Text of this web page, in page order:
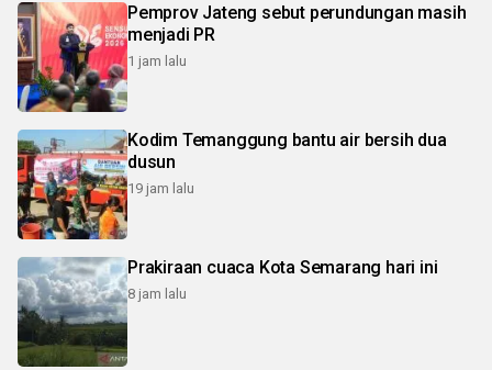
Pemprov Jateng sebut perundungan masih
menjadi PR
1 jam lalu
Kodim Temanggung bantu air bersih dua
dusun
19 jam lalu
Prakiraan cuaca Kota Semarang hari ini
8 jam lalu